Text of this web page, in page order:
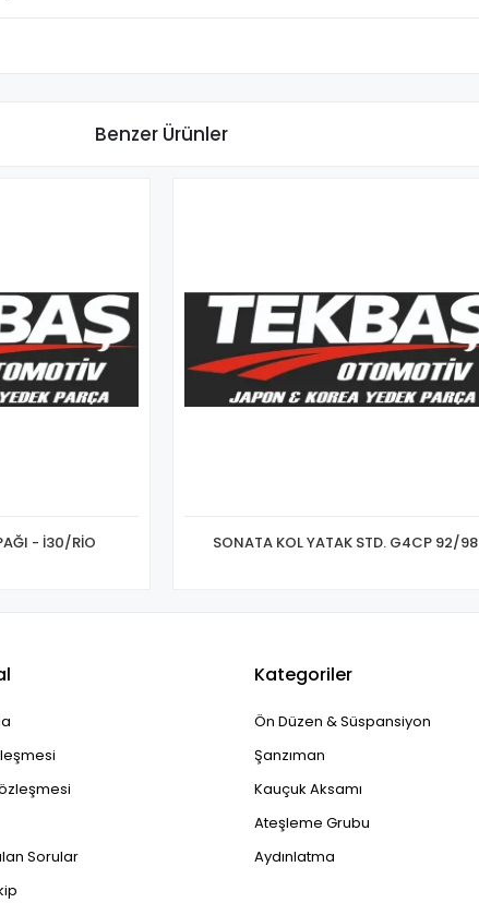
Benzer Ürünler
- İ30/RİO SONATA KOL YATAK STD. G4CP 92/98
Sorular
Kategoriler
Ön Düzen & Süspansiyon
Şanzıman
Kauçuk Aksamı
Ateşleme Grubu
Aydınlatma